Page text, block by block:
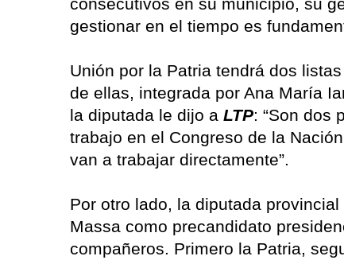
gestionar en el tiempo es
Unión por la Patria tendrá dos
de ellas, integrada por Ana María
la diputada le dijo a LTP: “Son dos
trabajo en el Congreso de la
van a trabajar directamente”.
Por otro lado, la diputada
Massa como precandidato
compañeros. Primero la Patria,